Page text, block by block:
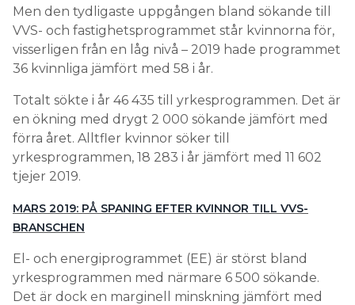
Men den tydligaste uppgången bland sökande till
VVS- och fastighetsprogrammet står kvinnorna för,
visserligen från en låg nivå – 2019 hade programmet
36 kvinnliga jämfört med 58 i år.
Totalt sökte i år 46 435 till yrkesprogrammen. Det är
en ökning med drygt 2 000 sökande jämfört med
förra året. Alltfler kvinnor söker till
yrkesprogrammen, 18 283 i år jämfört med 11 602
tjejer 2019.
MARS 2019: PÅ SPANING EFTER KVINNOR TILL VVS-
BRANSCHEN
El- och energiprogrammet (EE) är störst bland
yrkesprogrammen med närmare 6 500 sökande.
Det är dock en marginell minskning jämfört med